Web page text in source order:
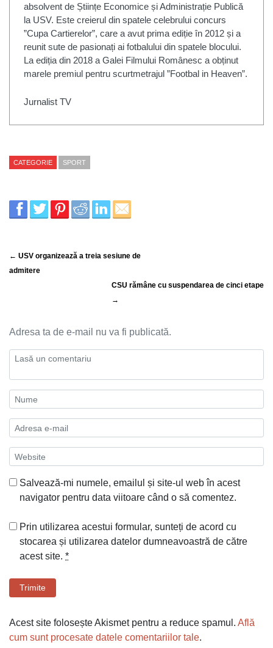
absolvent de Științe Economice și Administrație Publică
la USV. Este creierul din spatele celebrului concurs
”Cupa Cartierelor”, care a avut prima ediție în 2012 și a
reunit sute de pasionați ai fotbalului din spatele blocului.
La ediția din 2018 a Galei Filmului Românesc a obținut
marele premiul pentru scurtmetrajul ”Footbal in Heaven”.
Jurnalist TV
CATEGORIE SPORT
← USV organizează a treia sesiune de
admitere
CSU rămâne cu suspendarea de cinci etape
→
Adresa ta de e-mail nu va fi publicată.
Salvează-mi numele, emailul și site-ul web în acest
navigator pentru data viitoare când o să comentez.
Prin utilizarea acestui formular, sunteți de acord cu
stocarea și utilizarea datelor dumneavoastră de către
acest site. *
Trimite
Acest site folosește Akismet pentru a reduce spamul. Află
cum sunt procesate datele comentariilor tale.